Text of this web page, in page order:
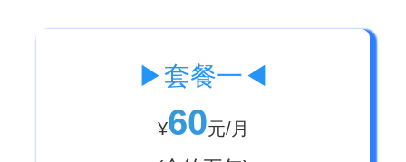
▶套餐一◀
¥60元/月